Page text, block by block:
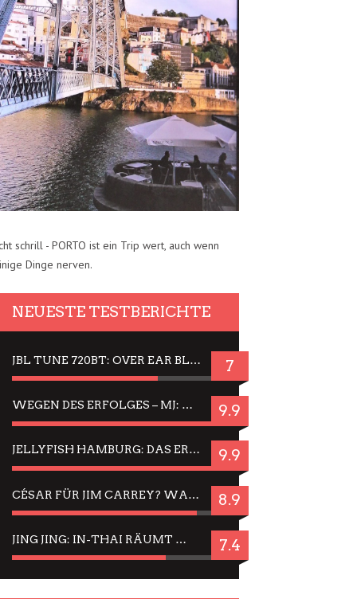
schrill - PORTO ist ein Trip wert, auch wenn
Dinge nerven.
NEUESTE TESTBERICHTE
JBL TUNE 720BT: OVER EAR BLUETOOTH KOPFHÖRER UM DIE 50,-€ IM DAUER-TEST 7
WEGEN DES ERFOLGES – MJ: MICHAEL JACKSON MUSICAL IN EINER MATINEE SEHEN 9.9
JELLYFISH HAMBURG: DAS ERFOLGREICHE SOMMER-MENÜ 2025 IN GEFÜHLEN UND BILDERN 9.9
CÉSAR FÜR JIM CARREY? WARUM DAS EINER DER NERVIGSTEN ACTORS IST UND BLEIBT 8.9
JING JING: IN-THAI RÄUMT WIEDER TITEL AB – EIN ZWEI-STUNDEN-ERLEBNISBERICHT 7.4